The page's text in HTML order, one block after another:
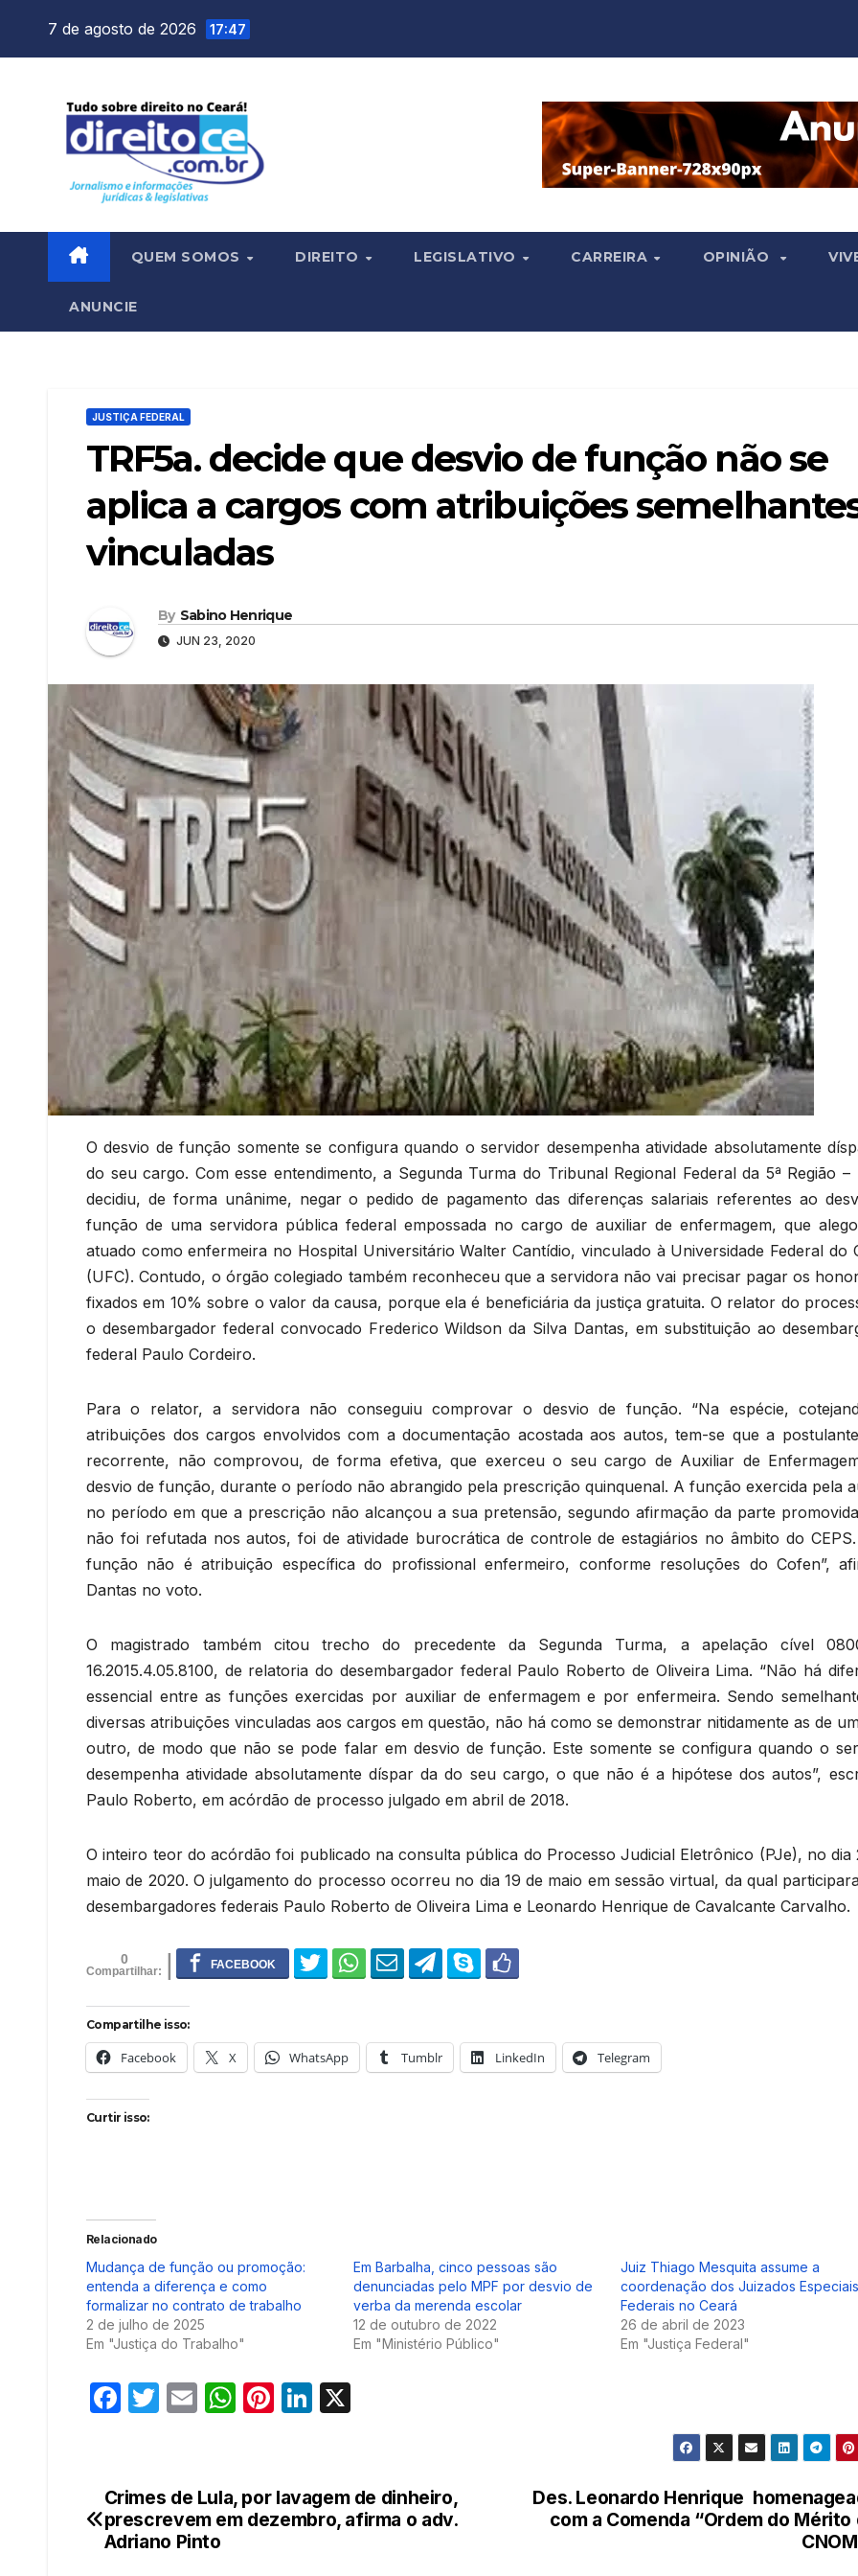
7 de agosto de 2026 17:47
QUEM SOMOS DIREITO LEGISLATIVO CARREIRA OPINIÃO
ANUNCIE
JUSTIÇA FEDERAL
TRF5a. decide que desvio de função não se
aplica a cargos com atribuições
vinculadas
By Sabino Henrique
JUN 23, 2020
O desvio de função somente se configura quando o servidor desempenha atividade absolutamente
do seu cargo. Com esse entendimento, a Segunda Turma do Tribunal Regional Federal da 5ª Região –
decidiu, de forma unânime, negar o pedido de pagamento das diferenças salariais referentes ao
função de uma servidora pública federal empossada no cargo de auxiliar de enfermagem, que
atuado como enfermeira no Hospital Universitário Walter Cantídio, vinculado à Universidade Federal do
(UFC). Contudo, o órgão colegiado também reconheceu que a servidora não vai precisar pagar os
fixados em 10% sobre o valor da causa, porque ela é beneficiária da justiça gratuita. O relator do
o desembargador federal convocado Frederico Wildson da Silva Dantas, em substituição ao
federal Paulo Cordeiro.
Para o relator, a servidora não conseguiu comprovar o desvio de função. “Na espécie,
atribuições dos cargos envolvidos com a documentação acostada aos autos, tem-se que a
recorrente, não comprovou, de forma efetiva, que exerceu o seu cargo de Auxiliar de
desvio de função, durante o período não abrangido pela prescrição quinquenal. A função exercida pela
no período em que a prescrição não alcançou a sua pretensão, segundo afirmação da parte
não foi refutada nos autos, foi de atividade burocrática de controle de estagiários no âmbito do CEPS.
função não é atribuição específica do profissional enfermeiro, conforme resoluções do Cofen”,
Dantas no voto.
O magistrado também citou trecho do precedente da Segunda Turma, a apelação cível
16.2015.4.05.8100, de relatoria do desembargador federal Paulo Roberto de Oliveira Lima. “Não há
essencial entre as funções exercidas por auxiliar de enfermagem e por enfermeira. Sendo
diversas atribuições vinculadas aos cargos em questão, não há como se demonstrar nitidamente as de
outro, de modo que não se pode falar em desvio de função. Este somente se configura quando o
desempenha atividade absolutamente díspar da do seu cargo, o que não é a hipótese dos autos”,
Paulo Roberto, em acórdão de processo julgado em abril de 2018.
O inteiro teor do acórdão foi publicado na consulta pública do Processo Judicial Eletrônico (PJe), no dia
maio de 2020. O julgamento do processo ocorreu no dia 19 de maio em sessão virtual, da qual
desembargadores federais Paulo Roberto de Oliveira Lima e Leonardo Henrique de Cavalcante Carvalho.
0
Compartilhe isso:
Facebook X WhatsApp Tumblr LinkedIn Telegram
Curtir isso:
Relacionado
Mudança de função ou promoção:
entenda a diferença e como
formalizar no contrato de trabalho
2 de julho de 2025
Em "Justiça do Trabalho"
Em Barbalha, cinco pessoas são
denunciadas pelo MPF por desvio de
verba da merenda escolar
12 de outubro de 2022
Em "Ministério Público"
Juiz Thiago Mesquita assume a
coordenação dos Juizados Especiais
Federais no Ceará
26 de abril de 2023
Em "Justiça Federal"
F
e
b
o
T
er
E
W
s
A
Pi
e
st
Li
e
dI
Navegação
de
Des. Leonardo Henrique
com a Comenda “Ordem do Mérito
Crimes de Lula, por lavagem de dinheiro,
prescrevem em dezembro, afirma o adv.
Adriano Pinto